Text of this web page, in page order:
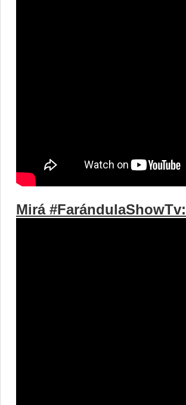
Mirá #FarándulaShowTv: